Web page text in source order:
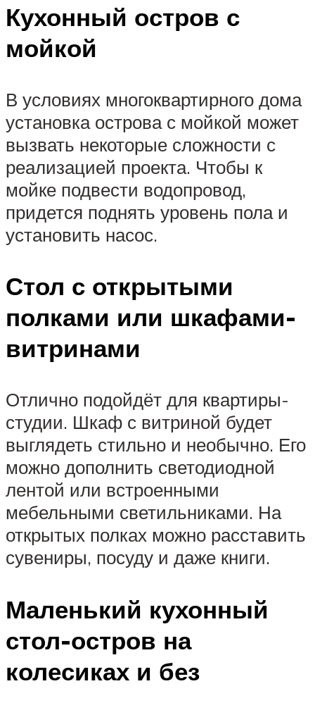
Кухонный остров с
мойкой
В условиях многоквартирного дома
установка острова с мойкой может
вызвать некоторые сложности с
реализацией проекта. Чтобы к
мойке подвести водопровод,
придется поднять уровень пола и
установить насос.
Стол с открытыми
полками или шкафами-
витринами
Отлично подойдёт для квартиры-
студии. Шкаф с витриной будет
выглядеть стильно и необычно. Его
можно дополнить светодиодной
лентой или встроенными
мебельными светильниками. На
открытых полках можно расставить
сувениры, посуду и даже книги.
Маленький кухонный
стол-остров на
колесиках и без